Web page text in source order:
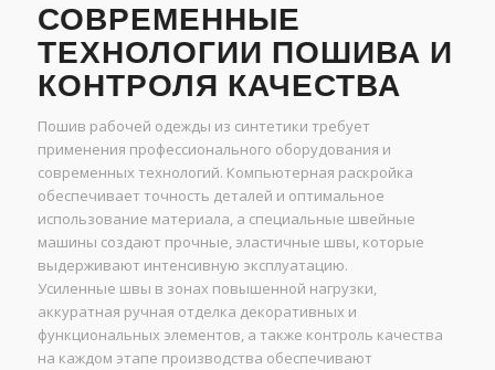
СОВРЕМЕННЫЕ
ТЕХНОЛОГИИ ПОШИВА И
КОНТРОЛЯ КАЧЕСТВА
Пошив рабочей одежды из синтетики требует
применения профессионального оборудования и
современных технологий. Компьютерная раскройка
обеспечивает точность деталей и оптимальное
использование материала, а специальные швейные
машины создают прочные, эластичные швы, которые
выдерживают интенсивную эксплуатацию.
Усиленные швы в зонах повышенной нагрузки,
аккуратная ручная отделка декоративных и
функциональных элементов, а также контроль качества
на каждом этапе производства обеспечивают